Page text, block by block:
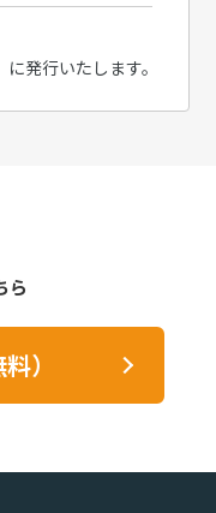
発行いたします。
ら
）